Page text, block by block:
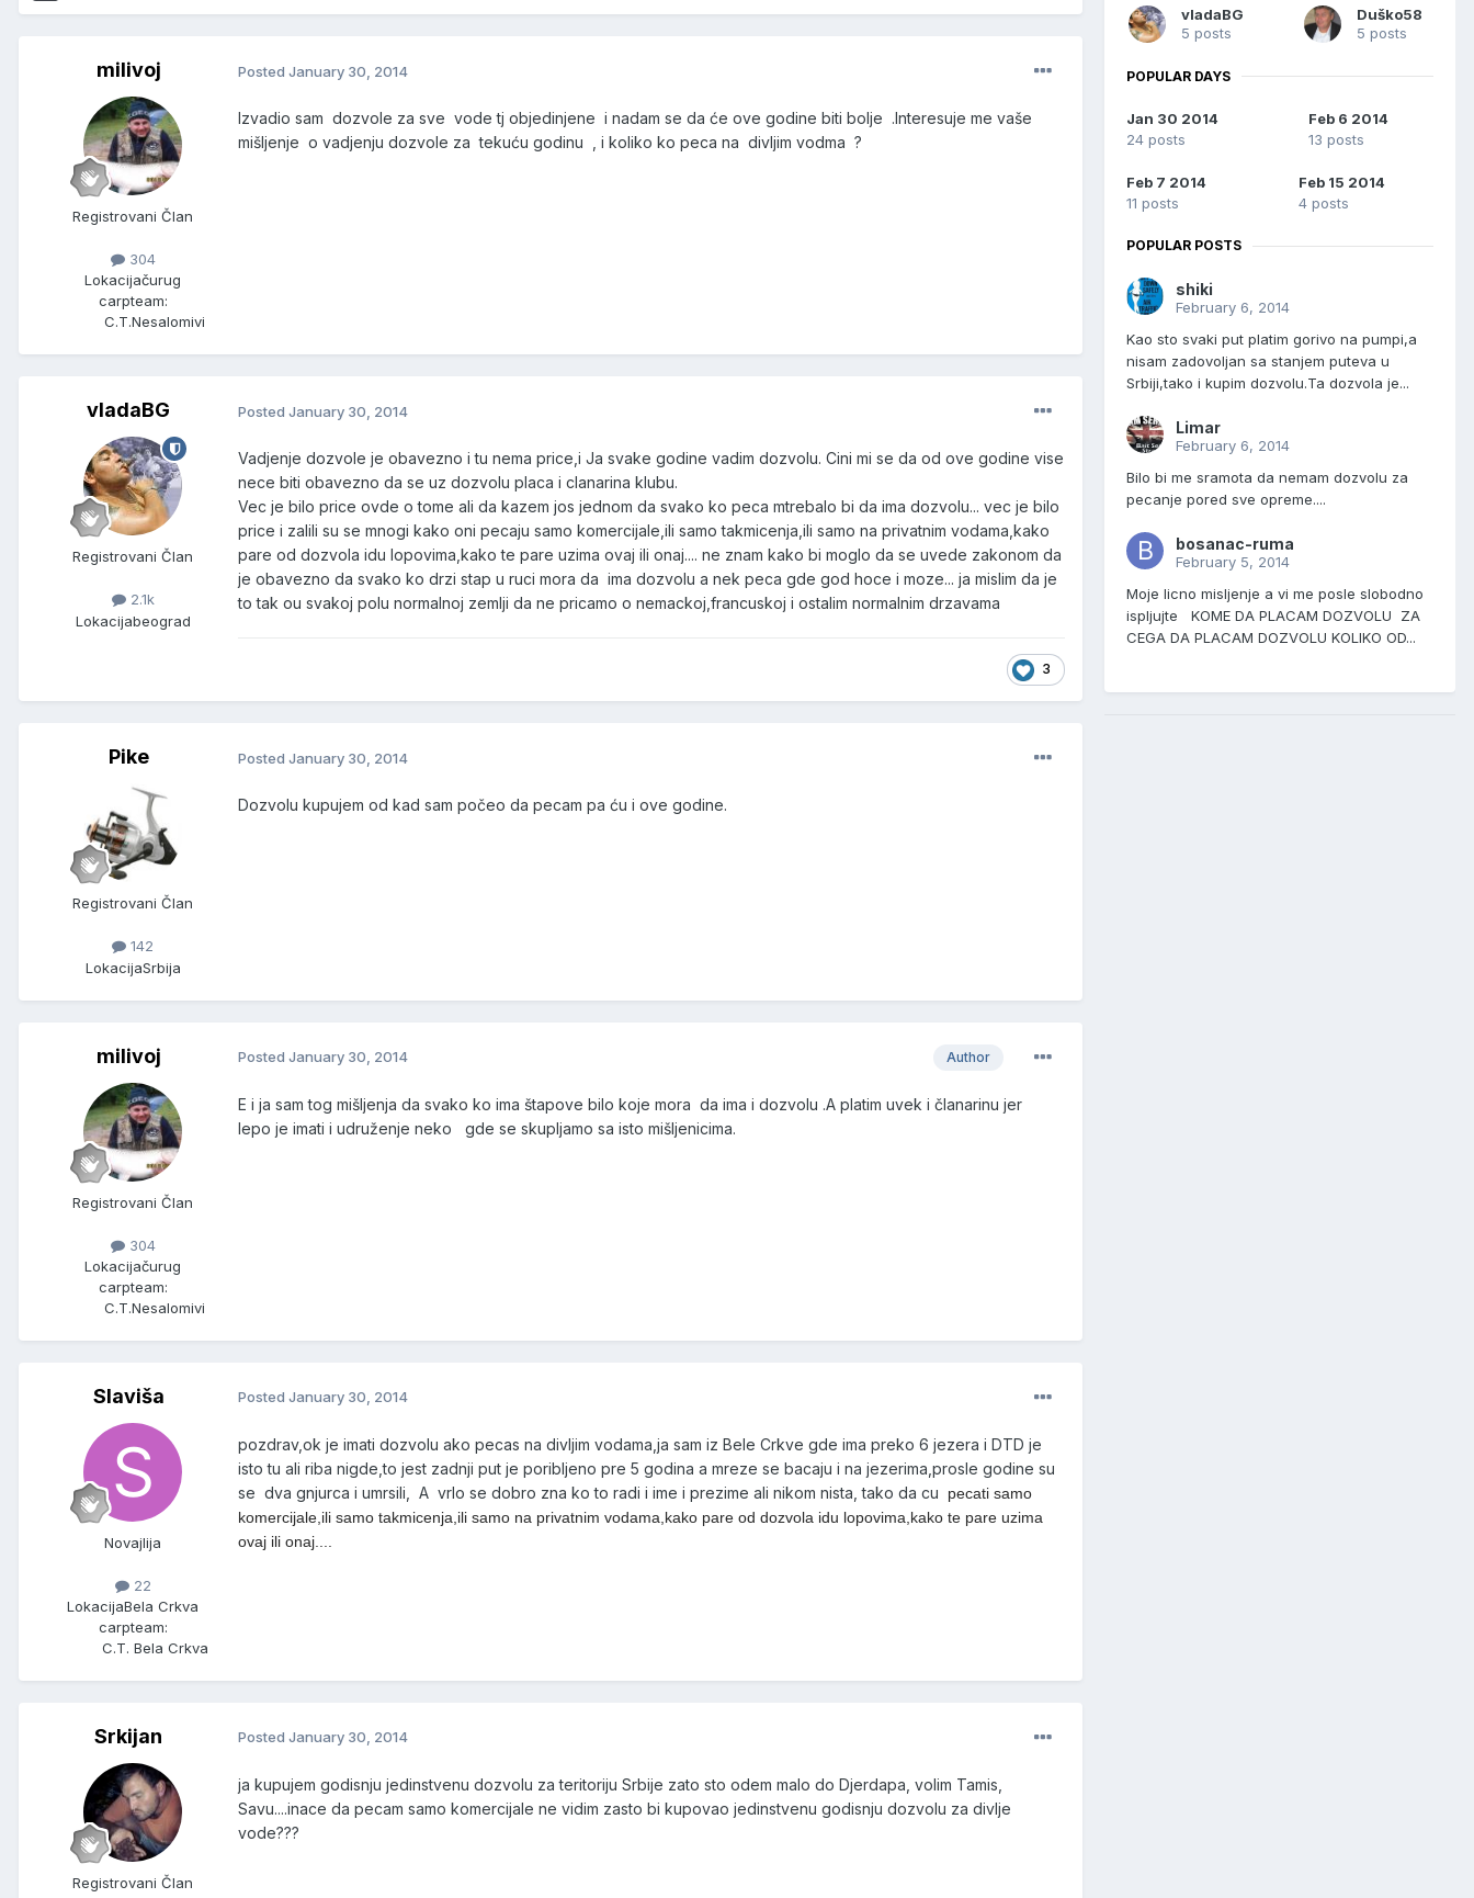
milivoj
Registrovani Član
304
Lokacijačurug
carpteam:
C.T.Nesalomivi
Posted January 30, 2014
Izvadio sam dozvole za sve vode tj objedinjene i nadam se da će ove godine biti bolje .Interesuje me vaše
mišljenje o vadjenju dozvole za tekuću godinu , i koliko ko peca na divljim vodma ?
vladaBG
Registrovani Član
2.1k
Lokacijabeograd
Posted January 30, 2014
Vadjenje dozvole je obavezno i tu nema price,i Ja svake godine vadim dozvolu. Cini mi se da od ove godine vise
nece biti obavezno da se uz dozvolu placa i clanarina klubu.
Vec je bilo price ovde o tome ali da kazem jos jednom da svako ko peca mtrebalo bi da ima dozvolu... vec je bilo
price i zalili su se mnogi kako oni pecaju samo komercijale,ili samo takmicenja,ili samo na privatnim vodama,kako
pare od dozvola idu lopovima,kako te pare uzima ovaj ili onaj.... ne znam kako bi moglo da se uvede zakonom da
je obavezno da svako ko drzi stap u ruci mora da ima dozvolu a nek peca gde god hoce i moze... ja mislim da je
to tak ou svakoj polu normalnoj zemlji da ne pricamo o nemackoj,francuskoj i ostalim normalnim drzavama
3
Pike
Registrovani Član
142
LokacijaSrbija
Posted January 30, 2014
Dozvolu kupujem od kad sam počeo da pecam pa ću i ove godine.
milivoj
Registrovani Član
304
Lokacijačurug
carpteam:
C.T.Nesalomivi
Author
Posted January 30, 2014
E i ja sam tog mišljenja da svako ko ima štapove bilo koje mora da ima i dozvolu .A platim uvek i članarinu jer
lepo je imati i udruženje neko gde se skupljamo sa isto mišljenicima.
Slaviša
Novajlija
22
LokacijaBela Crkva
carpteam:
C.T. Bela Crkva
Posted January 30, 2014
pozdrav,ok je imati dozvolu ako pecas na divljim vodama,ja sam iz Bele Crkve gde ima preko 6 jezera i DTD je
isto tu ali riba nigde,to jest zadnji put je poribljeno pre 5 godina a mreze se bacaju i na jezerima,prosle godine su
se dva gnjurca i umrsili, A vrlo se dobro zna ko to radi i ime i prezime ali nikom nista, tako da cu
pecati samo
komercijale,ili samo takmicenja,ili samo na privatnim vodama,kako pare od dozvola idu lopovima,kako te pare uzima
ovaj ili onaj....
Srkijan
Registrovani Član
Posted January 30, 2014
ja kupujem godisnju jedinstvenu dozvolu za teritoriju Srbije zato sto odem malo do Djerdapa, volim Tamis,
Savu....inace da pecam samo komercijale ne vidim zasto bi kupovao jedinstvenu godisnju dozvolu za divlje
vode???
vladaBG
5 posts
Duško58
5 posts
POPULAR DAYS
Jan 30 2014
24 posts
Feb 6 2014
13 posts
Feb 7 2014
11 posts
Feb 15 2014
4 posts
POPULAR POSTS
shiki
February 6, 2014
Kao sto svaki put platim gorivo na pumpi,a
nisam zadovoljan sa stanjem puteva u
Srbiji,tako i kupim dozvolu.Ta dozvola je...
Limar
February 6, 2014
Bilo bi me sramota da nemam dozvolu za
pecanje pored sve opreme....
bosanac-ruma
February 5, 2014
Moje licno misljenje a vi me posle slobodno
ispljujte KOME DA PLACAM DOZVOLU ZA
CEGA DA PLACAM DOZVOLU KOLIKO OD...